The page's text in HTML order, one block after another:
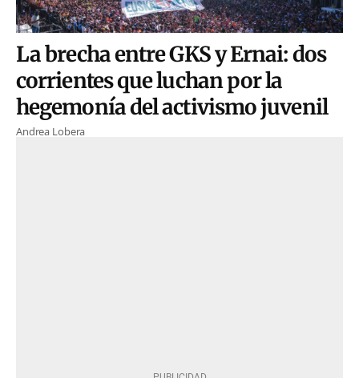
La brecha entre GKS y Ernai: dos
corrientes que luchan por la
hegemonía del activismo juvenil
Andrea Lobera